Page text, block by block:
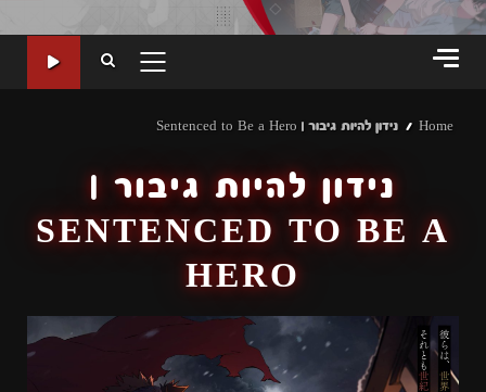
PRIMARY
Home נידון להיות גיבור | Sentenced to Be a Hero
נידון להיות גיבור |
SENTENCED TO BE A
HERO